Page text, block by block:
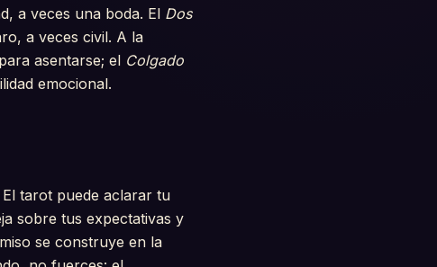
a veces una boda. El Dos
a veces civil. A la
asentarse; el Colgado
emocional.
tarot puede aclarar tu
sobre tus expectativas y
se construye en la